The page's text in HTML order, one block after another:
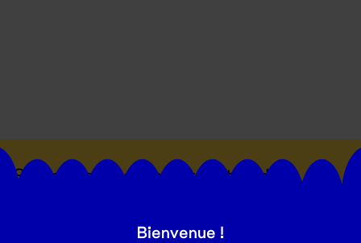
Suivez toutes les actualités du
Bienvenue !